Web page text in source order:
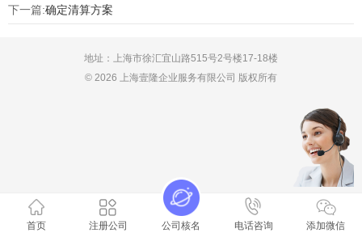
下一篇:确定清算方案
地址：上海市徐汇宜山路515号2号楼17-18楼
© 2026 上海壹隆企业服务有限公司 版权所有
首页 注册公司 公司核名 电话咨询 添加微信